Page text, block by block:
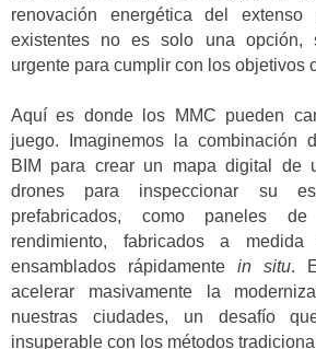
renovación energética del
existentes no es solo una opción,
urgente para cumplir con los objetivos
Aquí es donde los MMC pueden
juego. Imaginemos la combinación
BIM para crear un mapa digital de
drones para inspeccionar su
prefabricados, como paneles
rendimiento, fabricados a
ensamblados rápidamente in situ.
acelerar masivamente la
nuestras ciudades, un desafío
insuperable con los métodos